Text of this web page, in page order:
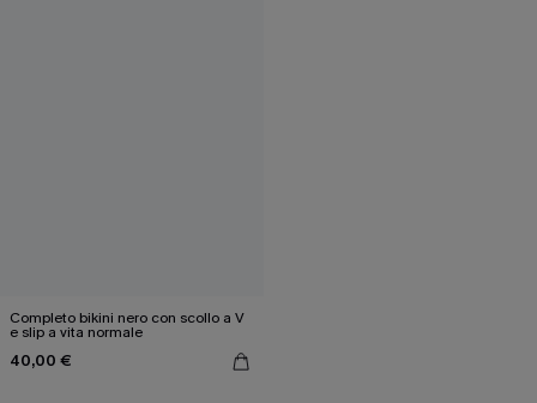
Completo bikini nero con scollo a V
e slip a vita normale
40,00 €